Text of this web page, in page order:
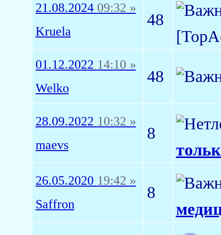
21.08.2024 09:32 »
Kruela
48
01.12.2022 14:10 »
Welko
48
28.09.2022 10:32 »
maevs
8
26.05.2020 19:42 »
Saffron
8